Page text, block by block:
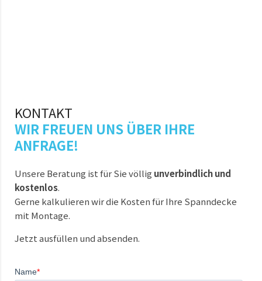
KONTAKT
WIR FREUEN UNS ÜBER IHRE
ANFRAGE!
Unsere Beratung ist für Sie völlig unverbindlich und
kostenlos.
Gerne kalkulieren wir die Kosten für Ihre Spanndecke
mit Montage.
Jetzt ausfüllen und absenden.